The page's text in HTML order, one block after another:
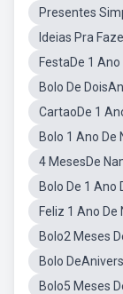
Presentes
Ideias Pra
FestaDe 1
Bolo De
CartaoDe 1
Bolo 1 Ano De
4 MesesDe
Bolo De 1 Ano
Feliz 1 Ano
Bolo2 Meses
Bolo
Bolo5 Meses